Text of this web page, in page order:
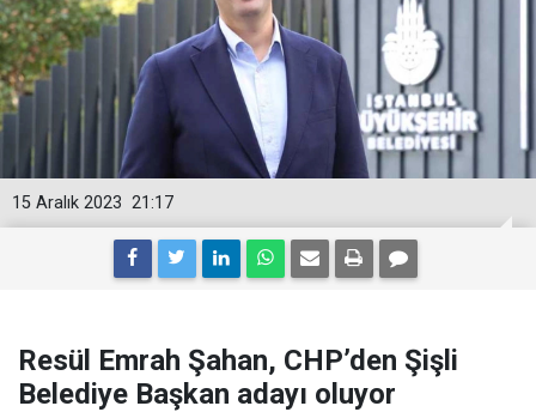
21:17
15 Aralık 2023
Resül Emrah Şahan, CHP’den Şişli
Belediye Başkan adayı oluyor